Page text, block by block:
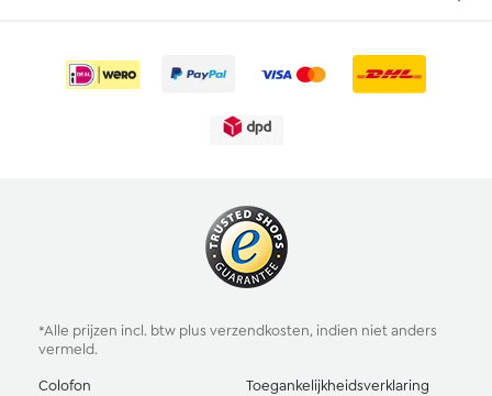
*Alle prijzen incl. btw plus verzendkosten, indien niet anders
vermeld.
Colofon
Toegankelijkheidsverklaring